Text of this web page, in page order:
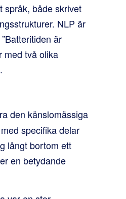
språk, både skrivet
NLP är
är
med två olika
den känslomässiga
specifika delar
långt bortom ett
en betydande